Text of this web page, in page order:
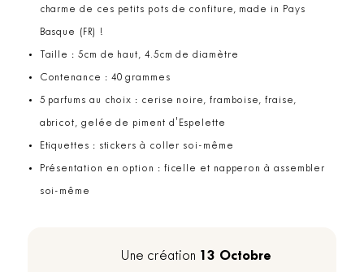
charme de ces petits pots de confiture, made in Pays
Basque (FR) !
Taille : 5cm de haut, 4.5cm de diamètre
Contenance : 40 grammes
5 parfums au choix : cerise noire, framboise, fraise,
abricot, gelée de piment d'Espelette
Etiquettes : stickers à coller soi-même
Présentation en option : ficelle et napperon à assembler
soi-même
Une création 13 Octobre